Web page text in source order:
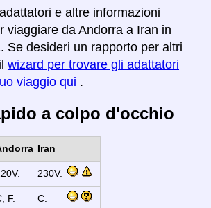
e altre informazioni
viaggiare da Andorra a Iran in
Se desideri un rapporto per altri
wizard per trovare gli adattatori
viaggio qui .
a colpo d'occhio
Iran
230V.
F. C.